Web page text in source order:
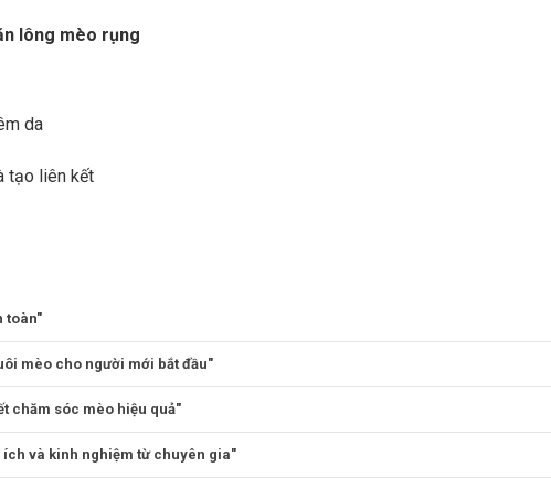
lông mèo rụng
da
tạo liên kết
toàn"
mèo cho người mới bắt đầu"
chăm sóc mèo hiệu quả"
và kinh nghiệm từ chuyên gia"